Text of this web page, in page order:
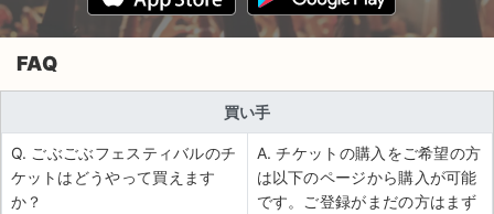
FAQ
買い手
Q. ごぶごぶフェスティバルのチ
ケットはどうやって買えます
か？
A. チケットの購入をご希望の方
は以下のページから購入が可能
です。ご登録がまだの方はまず